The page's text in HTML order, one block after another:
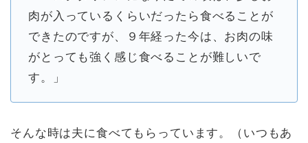
肉が入っているくらいだったら食べることが
できたのですが、９年経った今は、お肉の味
がとっても強く感じ食べることが難しいで
す。」
そんな時は夫に食べてもらっています。（いつもあ